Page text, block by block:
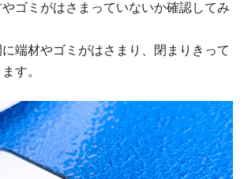
ゴミがはさまっていないか確認してみ
に端材やゴミがはさまり、閉まりきって
す。